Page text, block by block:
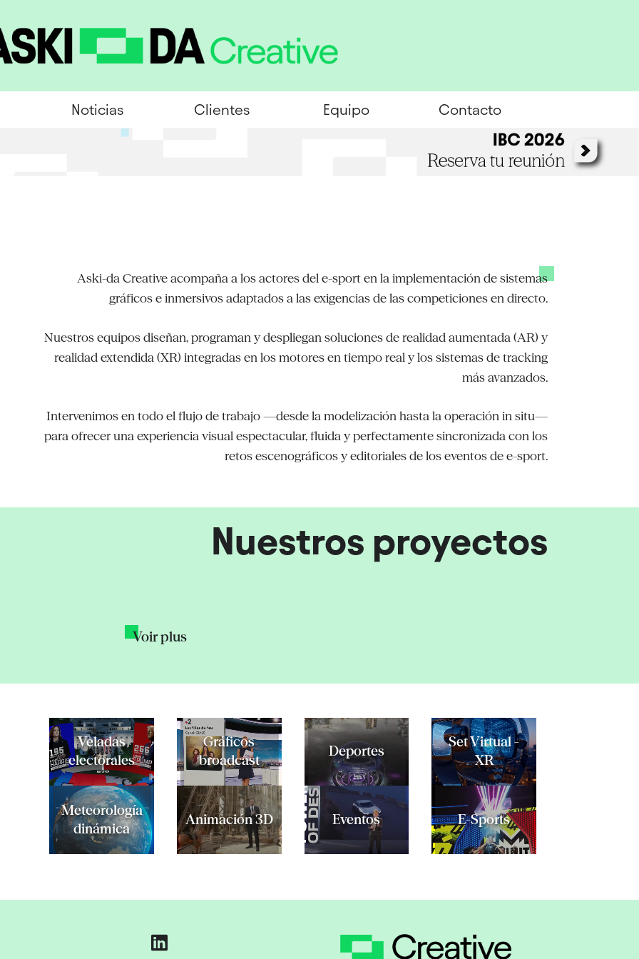
Noticias Clientes Equipo Contacto
Aski-da Creative acompaña a los actores del e-sport en la implementación de sistemas
gráficos e inmersivos adaptados a las exigencias de las competiciones en directo.
Nuestros equipos diseñan, programan y despliegan soluciones de realidad aumentada (AR) y
realidad extendida (XR) integradas en los motores en tiempo real y los sistemas de tracking
más avanzados.
Intervenimos en todo el flujo de trabajo —desde la modelización hasta la operación in situ—
para ofrecer una experiencia visual espectacular, fluida y perfectamente sincronizada con los
retos escenográficos y editoriales de los eventos de e-sport.
Nuestros proyectos
Tiger Destiny's Cup
LLA Finals (LoL)
Voir plus
Veladas
electorales
Gráficos
broadcast
Deportes
Set Virtual -
XR
Meteorología
dinámica
Animación 3D Eventos E-Sports